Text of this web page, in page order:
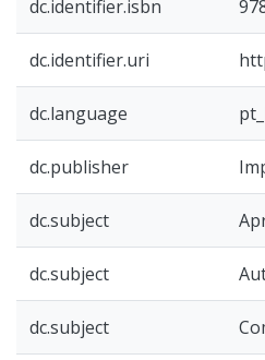
dc.identifier.isbn
dc.identifier.uri
dc.language
dc.publisher
dc.subject
dc.subject
dc.subject